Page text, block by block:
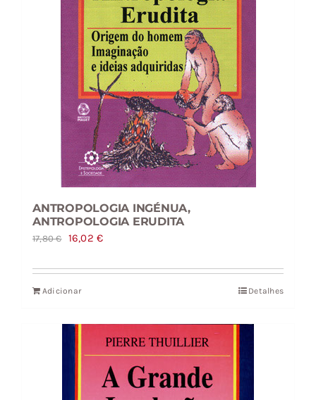
ANTROPOLOGIA INGÉNUA,
ANTROPOLOGIA ERUDITA
17,80€
O
original
era:
16,02€O
atual
Adicionar Detalhes